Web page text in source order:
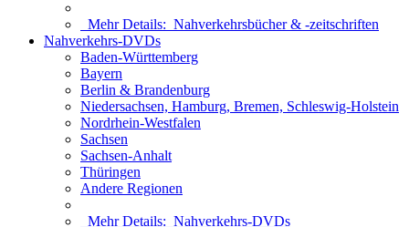
Mehr Details: Nahverkehrsbücher & -zeitschriften
Nahverkehrs-DVDs
Baden-Württemberg
Bayern
Berlin & Brandenburg
Niedersachsen, Hamburg, Bremen, Schleswig-Holstein
Nordrhein-Westfalen
Sachsen
Sachsen-Anhalt
Thüringen
Andere Regionen
Mehr Details: Nahverkehrs-DVDs